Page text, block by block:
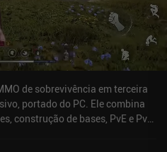
de sobrevivência em terceira
portado do PC. Ele combina
construção de bases, PvE e PvP,